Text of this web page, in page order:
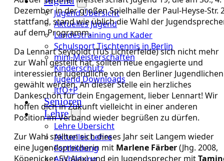
Jugend Übersicht
Aktuelles Jugend
Landestraining und Kader
Schulsport Tischtennis in Berlin
mini-Meisterschaften
Kinderschutz
Jugend Downloads
JtfO+P
Senioren
Lehre
Lehre Übersicht
Aktuelles Lehre
Fortbildung
Dezember in der großen Spielhalle der Paul-Heyse-Str.
stattfand, stand wie üblich die Wahl der
auf dem Programm.
Da Lennart Seyboldt (TuS Lichterfelde) sich nicht mehr
zur Wahl gestellt hat, sollten neue engagierte und
interessierte Jugendliche von den Berliner Jugendlichen
gewählt werden. An dieser Stelle ein herzliches
Dankeschön für dein Engagement, lieber Lennart! Wir
hoffen dich in Zukunft vielleicht in einer anderen
Position im Verband wieder begrüßen zu dürfen.
Zur Wahl stellten sich dieses Jahr seit Langem wieder
eine Jugendsprecherin mit Marlene Färber(Jhg. 2008,
Köpenicker SV Ajax) und ein Jugendsprecher mit